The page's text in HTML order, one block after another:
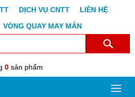
DỊCH VỤ CNTT
LIÊN HỆ
VÒNG QUAY MAY MẮN
0 sản phẩm